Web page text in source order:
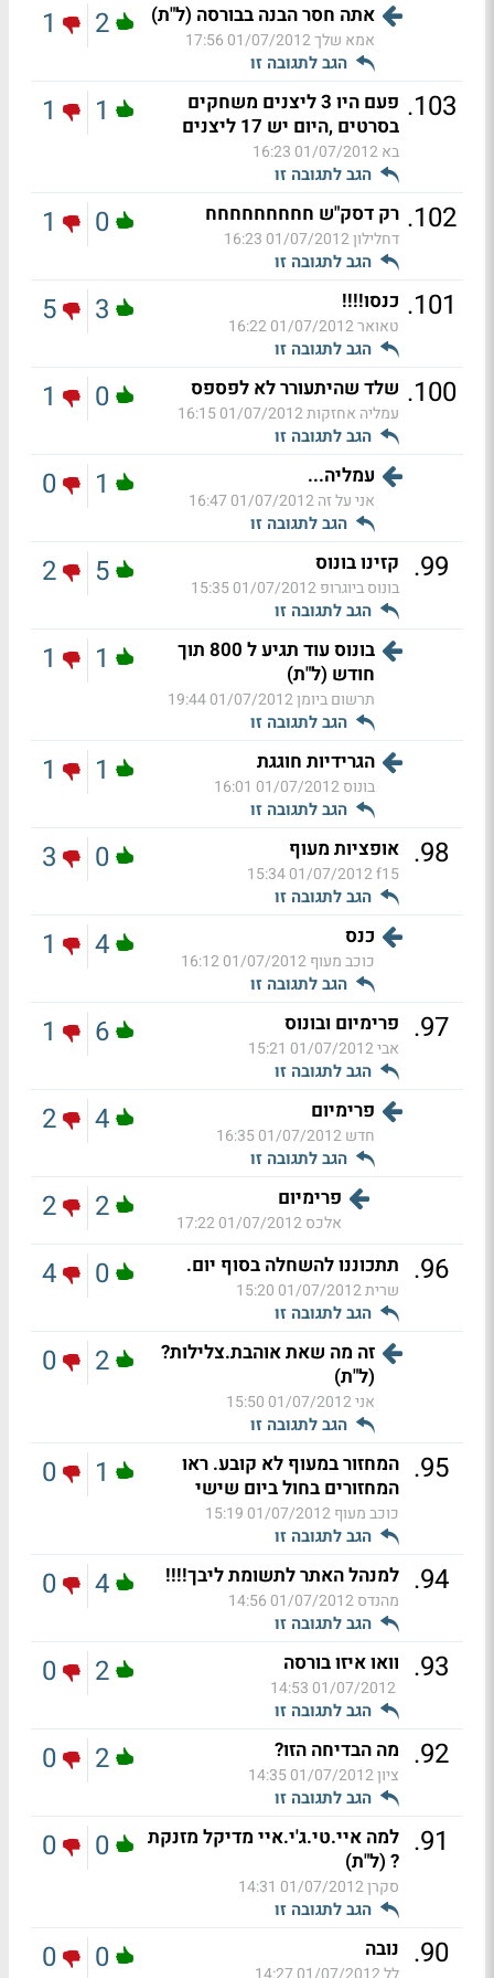
אתה חסר הבנה בבורסה (ל"ת)
אמא שלך01/07/2012 17:56
הגב לתגובה זו
2
1
103
.
פעם היו 3 ליצנים משחקים
בסרטים ,היום יש 17 ליצנים
בא01/07/2012 16:23
הגב לתגובה זו
1
1
102
. רק דסק"ש חחחחחחחחח
דחלילון01/07/2012 16:23
הגב לתגובה זו
0
1
101
. כנסו!!!!
טאואר01/07/2012 16:22
הגב לתגובה זו
3
5
100
. שלד שהיתעורר לא לפספס
עמליה אחזקות01/07/2012 16:15
הגב לתגובה זו
0
1
עמליה...
אני על זה01/07/2012 16:47
הגב לתגובה זו
1
0
99
. קזינו בונוס
בונוס ביוגרופ01/07/2012 15:35
הגב לתגובה זו
5
2
בונוס עוד תגיע ל 800 תוך
חודש (ל"ת)
תרשום ביומן01/07/2012 19:44
הגב לתגובה זו
1
1
הגרידיות חוגגת
בונוס01/07/2012 16:01
הגב לתגובה זו
1
1
98
. אופציות מעוף
f15
01/07/2012 15:34
הגב לתגובה זו
0
3
כנס
כוכב מעוף01/07/2012 16:12
הגב לתגובה זו
4
1
97
. פרימיום ובונוס
אבי01/07/2012 15:21
הגב לתגובה זו
6
1
פרימיום
חדש01/07/2012 16:35
הגב לתגובה זו
4
2
פרימיום
אלכס01/07/2012 17:22
2
2
96
. תתכוננו להשחלה בסוף יום.
שרית01/07/2012 15:20
הגב לתגובה זו
0
4
זה מה שאת אוהבת.צלילות?
(ל"ת)
אני01/07/2012 15:50
הגב לתגובה זו
2
0
95
. המחזור במעוף לא קובע. ראו
המחזורים בחול ביום שישי
כוכב מעוף01/07/2012 15:19
הגב לתגובה זו
1
0
94
. למנהל האתר לתשומת ליבך!!!!
מהנדס01/07/2012 14:56
הגב לתגובה זו
4
0
93
. וואו איזו בורסה
01/07/2012 14:53
הגב לתגובה זו
2
0
92
. מה הבדיחה הזו?
ציון01/07/2012 14:35
הגב לתגובה זו
2
0
91
. למה איי.טי.ג'י.איי מדיקל מזנקת
? (ל"ת)
סקרן01/07/2012 14:31
הגב לתגובה זו
0
0
90
. נובה 0
0